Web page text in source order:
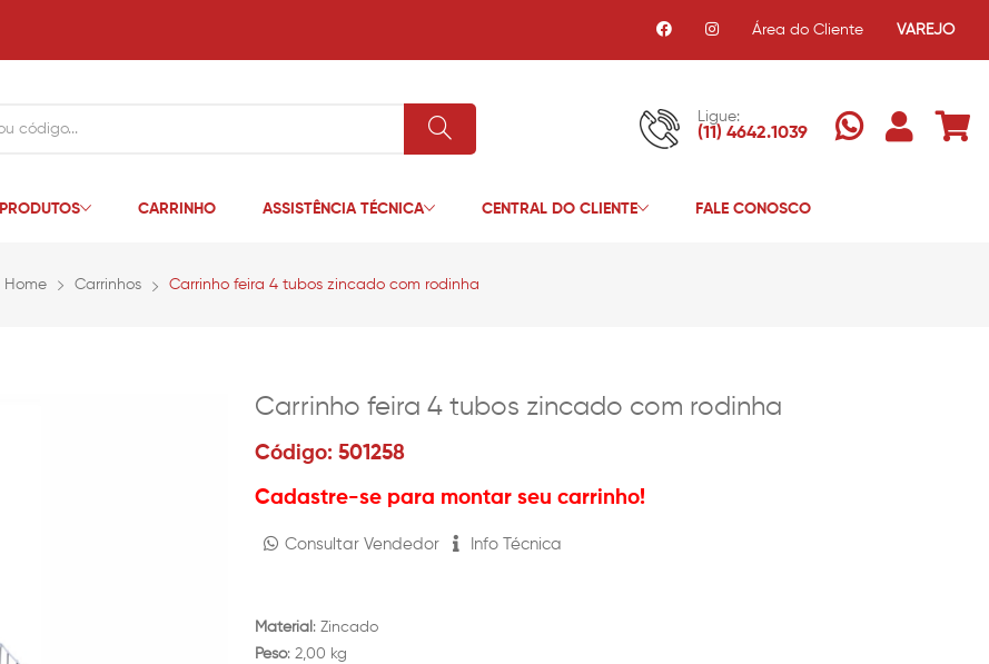
Área do Cliente VAREJO
Ligue:
(11) 4642.1039
PRODUTOS CARRINHO ASSISTÊNCIA TÉCNICA CENTRAL DO CLIENTE FALE CONOSCO
Home Carrinhos Carrinho feira 4 tubos zincado com rodinha
Carrinho feira 4 tubos zincado com rodinha
Código: 501258
Cadastre-se para montar seu carrinho!
Consultar Vendedor Info Técnica
Material : Zincado
Peso: 2,00 kg